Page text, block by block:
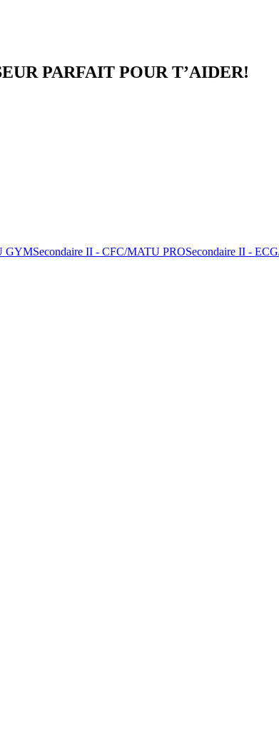
PARFAIT POUR T’AIDER!
GYMSecondaire II - CFC/MATU PROSecondaire II -